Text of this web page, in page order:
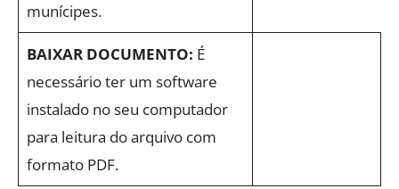
munícipes.
BAIXAR DOCUMENTO: É
necessário ter um software
instalado no seu computador
para leitura do arquivo com
formato PDF.